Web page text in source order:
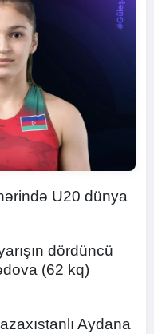
U20 dünya
dördüncü
(62 kq)
Aydana